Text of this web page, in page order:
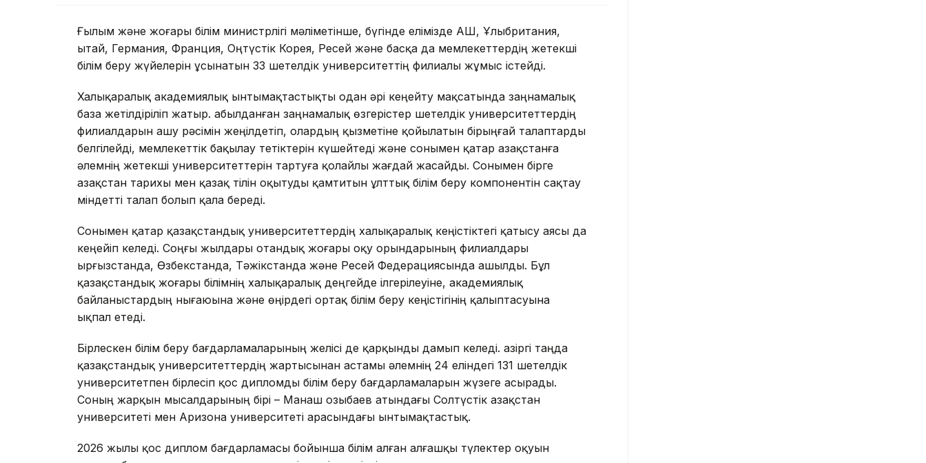
Ғылым және жоғары білім министрлігі мәліметінше, бүгінде елімізде АҚШ, Ұлыбритания,
Қытай, Германия, Франция, Оңтүстік Корея, Ресей және басқа да мемлекеттердің жетекші
білім беру жүйелерін ұсынатын 33 шетелдік университеттің филиалы жұмыс істейді.
Халықаралық академиялық ынтымақтастықты одан әрі кеңейту мақсатында заңнамалық
база жетілдіріліп жатыр. Қабылданған заңнамалық өзгерістер шетелдік университеттердің
филиалдарын ашу рәсімін жеңілдетіп, олардың қызметіне қойылатын бірыңғай талаптарды
белгілейді, мемлекеттік бақылау тетіктерін күшейтеді және сонымен қатар Қазақстанға
әлемнің жетекші университеттерін тартуға қолайлы жағдай жасайды. Сонымен бірге
Қазақстан тарихы мен қазақ тілін оқытуды қамтитын ұлттық білім беру компонентін сақтау
міндетті талап болып қала береді.
Сонымен қатар қазақстандық университеттердің халықаралық кеңістіктегі қатысу аясы да
кеңейіп келеді. Соңғы жылдары отандық жоғары оқу орындарының филиалдары
Қырғызстанда, Өзбекстанда, Тәжікстанда және Ресей Федерациясында ашылды. Бұл
қазақстандық жоғары білімнің халықаралық деңгейде ілгерілеуіне, академиялық
байланыстардың нығаюына және өңірдегі ортақ білім беру кеңістігінің қалыптасуына
ықпал етеді.
Бірлескен білім беру бағдарламаларының желісі де қарқынды дамып келеді. Қазіргі таңда
қазақстандық университеттердің жартысынан астамы әлемнің 24 еліндегі 131 шетелдік
университетпен бірлесіп қос дипломды білім беру бағдарламаларын жүзеге асырады.
Соның жарқын мысалдарының бірі – Манаш Қозыбаев атындағы Солтүстік Қазақстан
университеті мен Аризона университеті арасындағы ынтымақтастық.
2026 жылы қос диплом бағдарламасы бойынша білім алған алғашқы түлектер оқуын